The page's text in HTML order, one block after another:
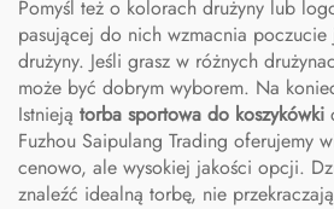
Pomyśl też o kolorach drużyny lub
pasującej do nich wzmacnia
drużyny. Jeśli grasz w różnych
może być dobrym wyborem. Na
Istnieją torba sportowa do koszykówki
Fuzhou Saipulang Trading oferujemy
cenowo, ale wysokiej jakości opcji.
znaleźć idealną torbę, nie